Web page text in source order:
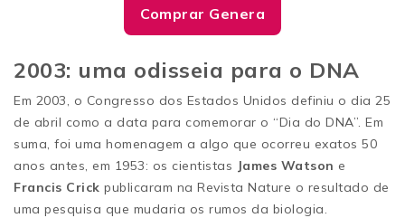
Comprar Genera
2003: uma odisseia para o DNA
Em 2003, o Congresso dos Estados Unidos definiu o dia 25
de abril como a data para comemorar o “Dia do DNA”. Em
suma, foi uma homenagem a algo que ocorreu exatos 50
anos antes, em 1953: os cientistas James Watson e
Francis Crick publicaram na Revista Nature o resultado de
uma pesquisa que mudaria os rumos da biologia.